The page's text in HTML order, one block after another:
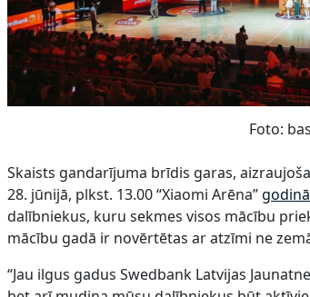
Foto:
Skaists gandarījuma brīdis garas,
28. jūnijā, plkst. 13.00 “Xiaomi Arēna”
dalībniekus, kuru sekmes visos mācību
mācību gadā ir novērtētas ar atzīmi ne
“Jau ilgus gadus Swedbank Latvijas